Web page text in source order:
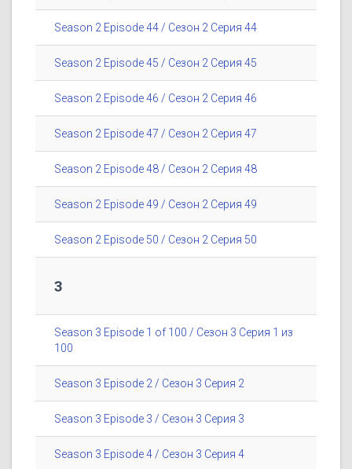
Season 2 Episode 44 / Сезон 2 Серия 44
Season 2 Episode 45 / Сезон 2 Серия 45
Season 2 Episode 46 / Сезон 2 Серия 46
Season 2 Episode 47 / Сезон 2 Серия 47
Season 2 Episode 48 / Сезон 2 Серия 48
Season 2 Episode 49 / Сезон 2 Серия 49
Season 2 Episode 50 / Сезон 2 Серия 50
3
Season 3 Episode 1 of 100 / Сезон 3 Серия 1 из
100
Season 3 Episode 2 / Сезон 3 Серия 2
Season 3 Episode 3 / Сезон 3 Серия 3
Season 3 Episode 4 / Сезон 3 Серия 4